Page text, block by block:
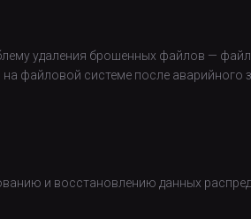
удаления брошенных файлов —
файловой системе после аварийного
и восстановлению данных